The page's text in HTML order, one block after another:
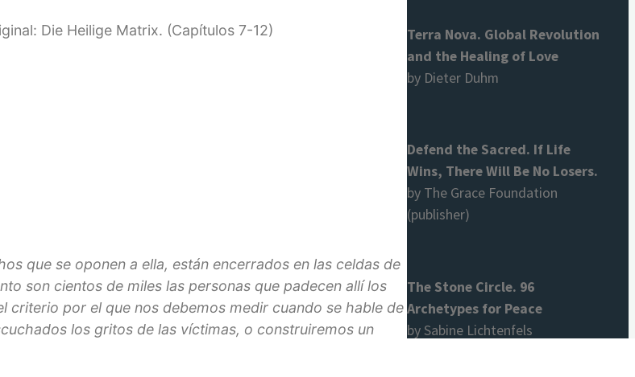
Die Heilige Matrix. (Capítulos 7-12)
que se oponen a ella, están encerrados en las celdas de
son cientos de miles las personas que padecen allí los
criterio por el que nos debemos medir cuando se hable de
los gritos de las víctimas, o construiremos un
Terra Nova. Global Revolution
and the Healing of Love
by Dieter Duhm
Defend the Sacred. If Life
Wins, There Will Be No Losers.
by The Grace Foundation
(publisher)
The Stone Circle. 96
Archetypes for Peace
by Sabine Lichtenfels